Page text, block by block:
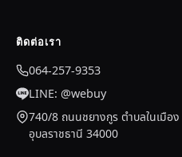
ติดต่อเรา
064-257-9353
LINE: @webuy
740/8 ถนนชยางกูร ตำบลในเมือ
อุบลราชธานี 34000